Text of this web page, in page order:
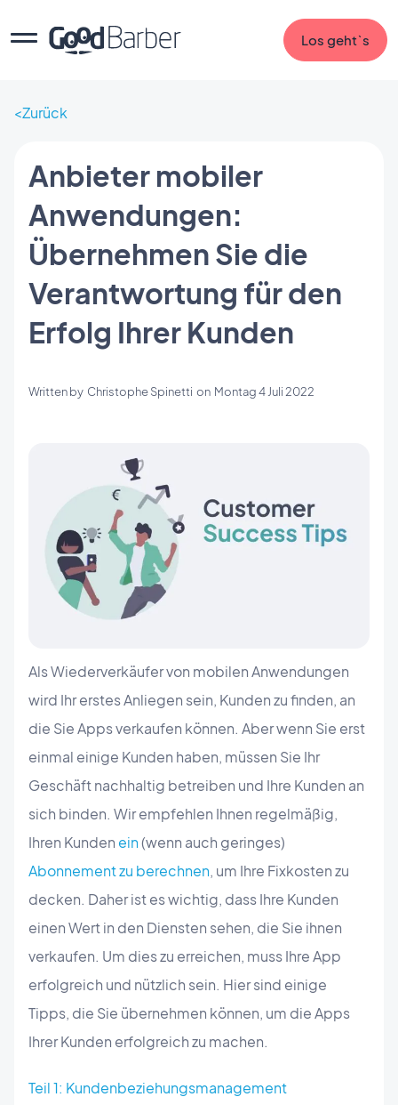
Los geht`s
Zurück
Anbieter mobiler
Anwendungen:
Übernehmen Sie die
Verantwortung für den
Erfolg Ihrer Kunden
Written by Christophe Spinetti on Montag 4 Juli 2022
Als Wiederverkäufer von mobilen Anwendungen
wird Ihr erstes Anliegen sein, Kunden zu finden, an
die Sie Apps verkaufen können. Aber wenn Sie erst
einmal einige Kunden haben, müssen Sie Ihr
Geschäft nachhaltig betreiben und Ihre Kunden an
sich binden. Wir empfehlen Ihnen regelmäßig,
Ihren Kunden ein(wenn auch geringes)
Abonnement zu berechnen, um Ihre Fixkosten zu
decken. Daher ist es wichtig, dass Ihre Kunden
einen Wert in den Diensten sehen, die Sie ihnen
verkaufen. Um dies zu erreichen, muss Ihre App
erfolgreich und nützlich sein. Hier sind einige
Tipps, die Sie übernehmen können, um die Apps
Ihrer Kunden erfolgreich zu machen.
Teil 1: Kundenbeziehungsmanagement